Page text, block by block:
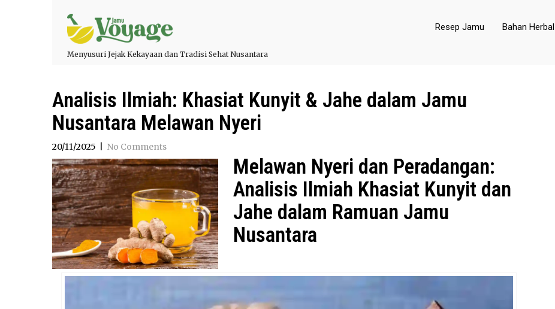
Menyusuri Jejak Kekayaan dan Tradisi Sehat Nusantara
Resep Jamu Bahan Herbal
Analisis Ilmiah: Khasiat Kunyit & Jahe dalam Jamu
Nusantara Melawan Nyeri
20/11/2025 No Comments
Melawan Nyeri dan Peradangan:
Analisis Ilmiah Khasiat Kunyit dan
Jahe dalam Ramuan Jamu
Nusantara